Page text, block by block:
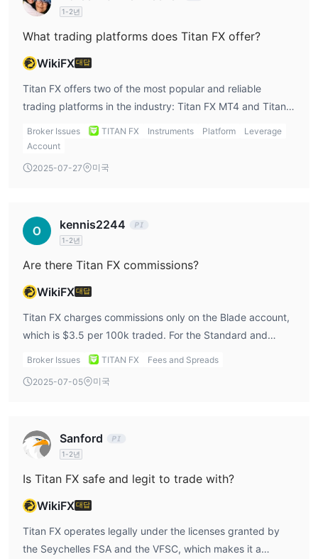
1-2년
What trading platforms does Titan FX offer?
WikiFX대답
Titan FX offers two of the most popular and reliable
trading platforms in the industry: Titan FX MT4 and Titan
FX MT5. Titan FX MT4 is a favorite among beginners for
its ease of use, simplicity, and reliability. It provides all the
additional order types. Both platforms are accessible via
desktop, web, and mobile, ensuring that traders can
access their accounts wherever they are. In my Titan FX
review, I believe the availability of both platforms is a
major benefit, as it caters to a wide range of traders with
varying levels of expertise.
Broker Issues TITAN FX Instruments Platform
Leverage
Account
2025-07-27 미국
kennis2244
1-2년
Are there Titan FX commissions?
WikiFX대답
Titan FX charges commissions only on the Blade account,
which is $3.5 per 100k traded. For the Standard and
Micro accounts, no commission is charged, and the broker
MT4 and Titan FX MT5 platforms allow traders to choose
trader who frequently engages in large-volume trades and
prefers low spreads, the Blade account could be ideal.
However, if you prefer commission-free trading with
might be better suited. In my Titan FX review, I find this
fee structure to be competitive, allowing traders to choose
the most cost-effective account based on their
Broker Issues TITAN FX Fees and Spreads
2025-07-05 미국
Sanford
1-2년
Is Titan FX safe and legit to trade with?
WikiFX대답
Titan FX operates legally under the licenses granted by
the Seychelles FSA and the VFSC, which makes it a